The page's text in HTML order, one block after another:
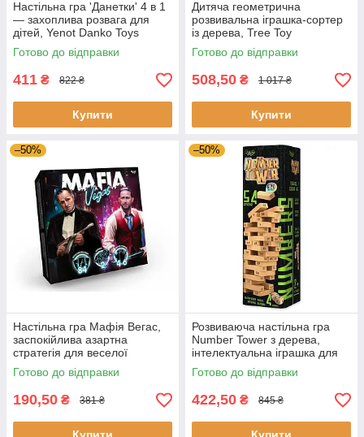
Настільна гра 'Данетки' 4 в 1
— захоплива розвага для
дітей, Yenot Danko Toys
(російська версія)
Готово до відправки
411 ₴ 822 ₴
Купити
Дитяча геометрична
розвивальна іграшка-сортер
із дерева, Tree Toy
Готово до відправки
508,50 ₴ 1 017 ₴
Купити
–50%
Настільна гра Мафія Вегас,
заспокійлива азартна
стратегія для веселої
компанії
Готово до відправки
190,50 ₴ 381 ₴
–50%
Розвиваюча настільна гра
Number Tower з дерева,
інтелектуальна іграшка для
дітей на подарунок
Готово до відправки
422,50 ₴ 845 ₴